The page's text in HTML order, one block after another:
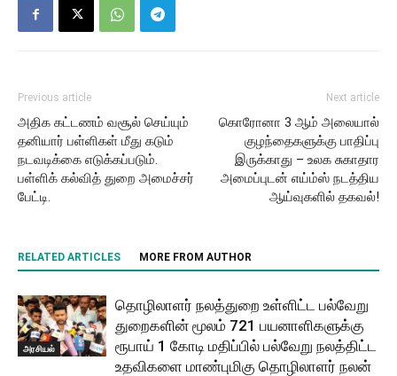
Previous article
அதிக கட்டணம் வசூல் செய்யும்
தனியார் பள்ளிகள் மீது கடும்
நடவடிக்கை எடுக்கப்படும்.
பள்ளிக் கல்வித் துறை அமைச்சர்
பேட்டி.
Next article
கொரோனா 3 ஆம் அலையால்
குழந்தைகளுக்கு பாதிப்பு
இருக்காது – உலக சுகாதார
அமைப்புடன் எய்ம்ஸ் நடத்திய
ஆய்வுகளில் தகவல்!
RELATED ARTICLES MORE FROM AUTHOR
அரசியல்
தொழிலாளர் நலத்துறை உள்ளிட்ட பல்வேறு
துறைகளின் மூலம் 721 பயனாளிகளுக்கு
ரூபாய் 1 கோடி மதிப்பில் பல்வேறு நலத்திட்ட
உதவிகளை மாண்புமிகு தொழிலாளர் நலன்